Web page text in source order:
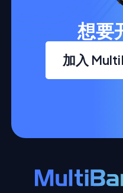
想要
加入